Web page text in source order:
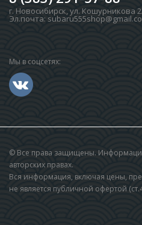
г. Новосибирск,ул. Кошурникова
Эл.почта:
Мы в соцсетях:
© Все права защищены.
авторских правах.
Вся информация, включая цены,
не является публичной офертой